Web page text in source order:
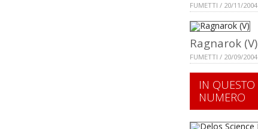
FUMETTI / 20/11/2004
Ragnarok (V)
FUMETTI / 20/09/2004
IN QUESTO
NUMERO